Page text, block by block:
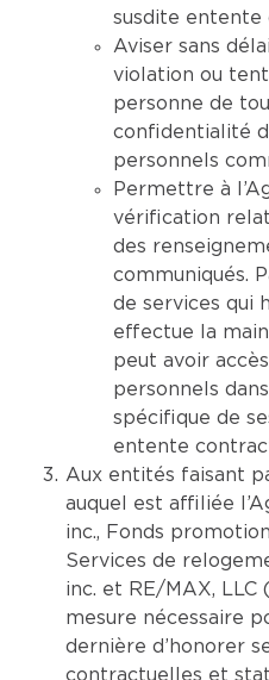
susdite entente
Aviser sans
violation ou
personne de
confidentialité
personnels
Permettre à
vérification
des
communiqués.
de services qui
effectue la
peut avoir
personnels
spécifique de
entente
Aux entités faisant
auquel est affiliée
inc., Fonds
Services de
inc. et RE/MAX, LLC
mesure nécessaire
dernière d’honorer
contractuelles et